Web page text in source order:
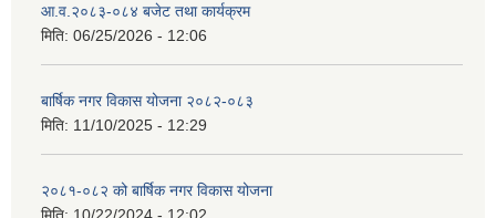
आ.व.२०८३-०८४ बजेट तथा कार्यक्रम
मिति: 06/25/2026 - 12:06
बार्षिक नगर विकास योजना २०८२-०८३
मिति: 11/10/2025 - 12:29
२०८१-०८२ को बार्षिक नगर विकास योजना